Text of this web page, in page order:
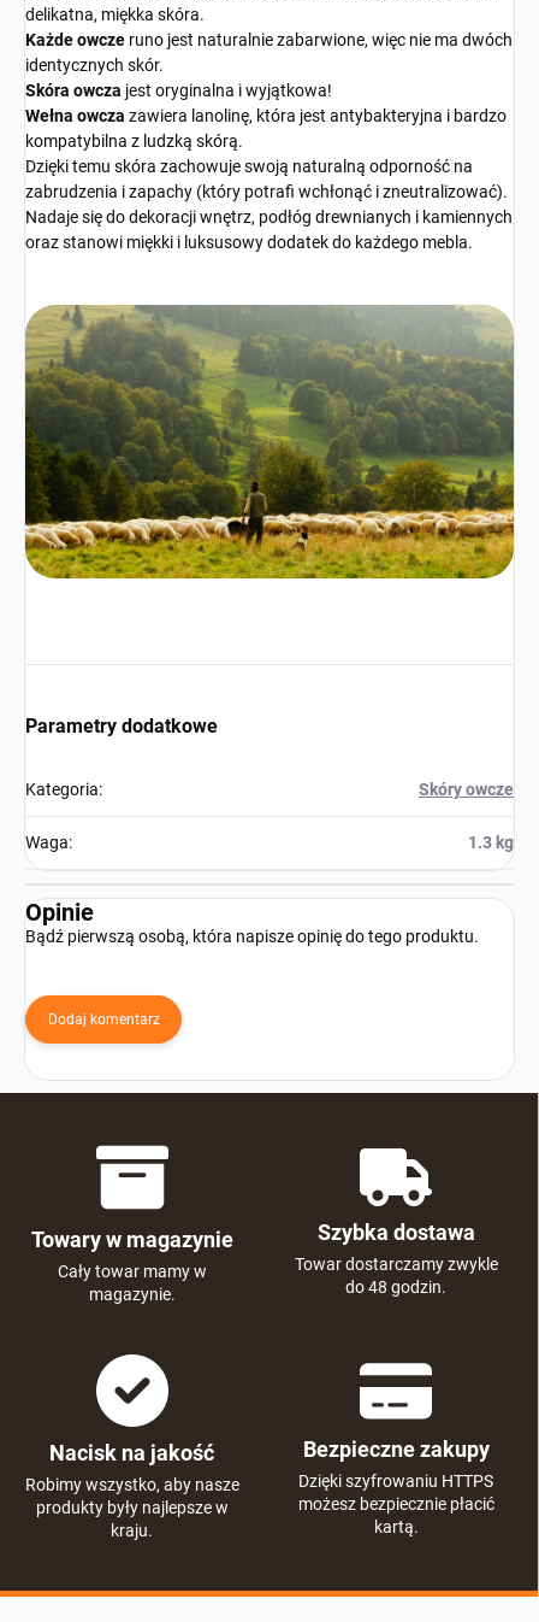
delikatna, miękka skóra.
Każde owcze runo jest naturalnie zabarwione, więc nie ma dwóch
identycznych skór.
Skóra owcza jest oryginalna i wyjątkowa!
Wełna owcza zawiera lanolinę, która jest antybakteryjna i bardzo
kompatybilna z ludzką skórą.
Dzięki temu skóra zachowuje swoją naturalną odporność na
zabrudzenia i zapachy (który potrafi wchłonąć i zneutralizować).
Nadaje się do dekoracji wnętrz, podłóg drewnianych i kamiennych
oraz stanowi miękki i luksusowy dodatek do każdego mebla.
Parametry dodatkowe
Kategoria: Skóry owcze
Waga: 1.3 kg
Opinie
Bądź pierwszą osobą, która napisze opinię do tego produktu.
Dodaj komentarz
Towary w magazynie
Cały towar mamy w
magazynie.
Szybka dostawa
Towar dostarczamy zwykle
do 48 godzin.
Nacisk na jakość
Robimy wszystko, aby nasze
produkty były najlepsze w
kraju.
Bezpieczne zakupy
Dzięki szyfrowaniu HTTPS
możesz bezpiecznie płacić
kartą.